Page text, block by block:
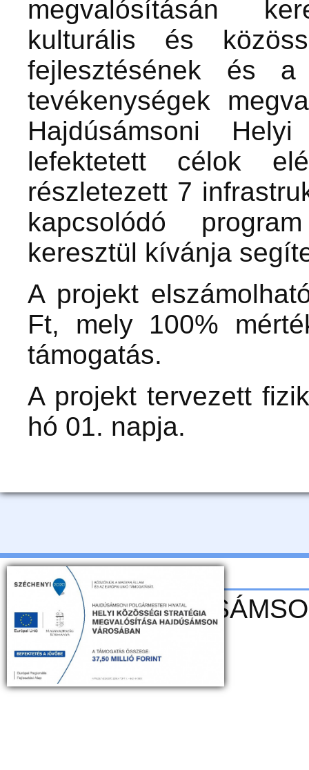
megvalósításán
kulturális és
fejlesztésének és a
tevékenységek
Hajdúsámsoni
lefektetett célok
részletezett 7
kapcsolódó
keresztül kívánja
A projekt
Ft, mely 100%
támogatás.
A projekt tervezett
hó 01. napja.
CLLD -